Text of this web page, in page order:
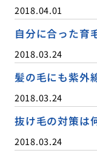
2018.04.01
自分に合った育
2018.03.24
髪の毛にも紫外
2018.03.24
抜け毛の対策は
2018.03.24